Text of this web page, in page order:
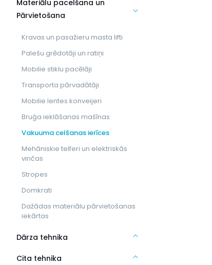
Materiālu pacelšana un
Pārvietošana
Kravas un pasažieru masta lifti
Palešu grēdotāji un ratiņi
Mobilie stiklu pacēlāji
Transporta pārvadātāji
Mobilie lentes konveijeri
Bruģa ieklāšanas mašīnas
Vakuuma celšanas ierīces
Mehāniskie telferi un elektriskās
vinčas
Stropes
Domkrati
Dažādas materiālu pārvietošanas
iekārtas
Dārza tehnika
Cita tehnika